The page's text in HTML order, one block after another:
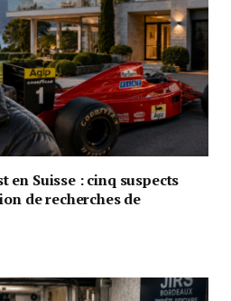
en Suisse : cinq suspects
de recherches de